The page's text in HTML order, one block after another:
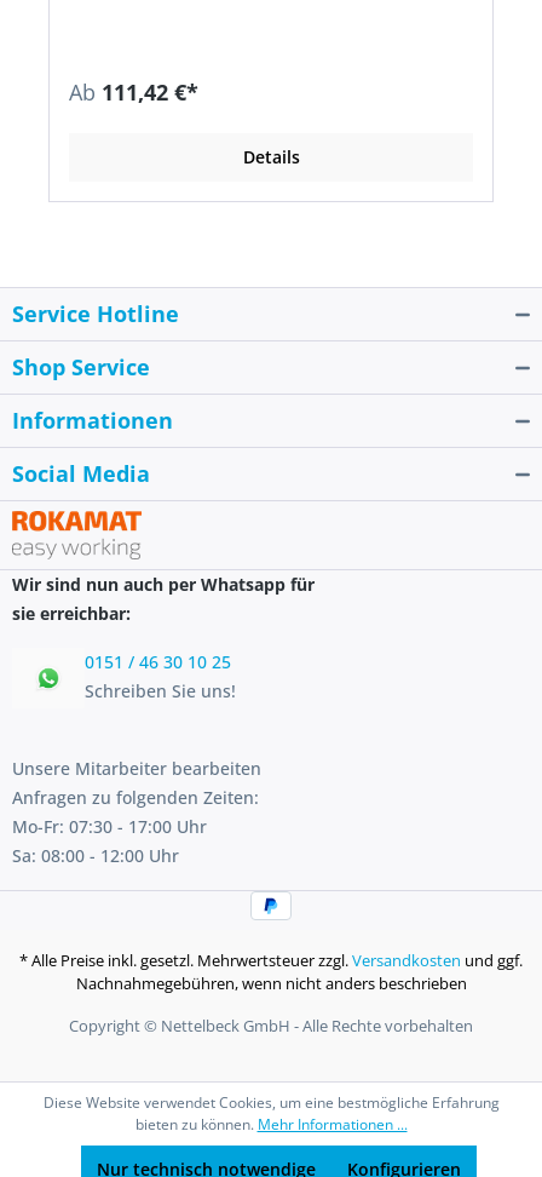
Ab 111,42 €*
Details
Service Hotline
Shop Service
Informationen
Social Media
Wir sind nun auch per Whatsapp für
sie erreichbar:
0151 / 46 30 10 25
Schreiben Sie uns!
Unsere Mitarbeiter bearbeiten
Anfragen zu folgenden Zeiten:
Mo-Fr: 07:30 - 17:00 Uhr
Sa: 08:00 - 12:00 Uhr
* Alle Preise inkl. gesetzl. Mehrwertsteuer zzgl.Versandkosten und ggf.
Nachnahmegebühren, wenn nicht anders beschrieben
Copyright © Nettelbeck GmbH - Alle Rechte vorbehalten
Diese Website verwendet Cookies, um eine bestmögliche Erfahrung
bieten zu können. Mehr Informationen ...
Nur technisch notwendige Konfigurieren